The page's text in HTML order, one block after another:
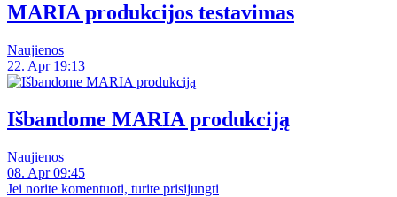
MARIA produkcijos testavimas
Naujienos
22. Apr 19:13
Išbandome MARIA produkciją
Naujienos
08. Apr 09:45
Jei norite komentuoti, turite prisijungti